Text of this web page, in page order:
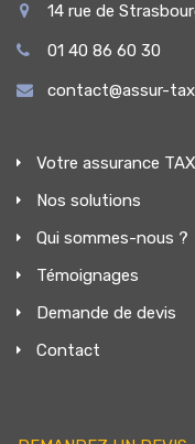
14 rue de
01 40 86 60 30
contact@assur-
Votre assurance
Nos solutions
Qui sommes-nous ?
Témoignages
Demande de devis
Contact